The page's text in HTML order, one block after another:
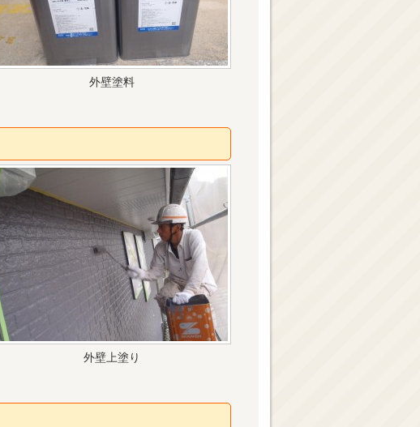
外壁塗料
外壁上塗り